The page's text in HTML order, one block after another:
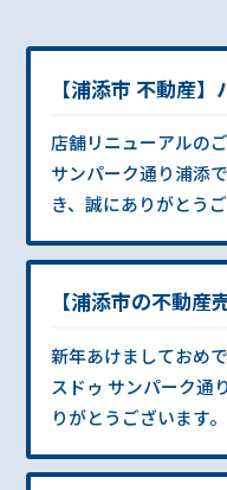
【浦添市 不動産
中！
店舗リニューアルのご挨拶 こんにちは！
サンパーク通り浦添
き、誠にありがとうございます。
ンパーク通り浦添は
感謝の気持ちを込め
不動産相談が増えています 浦添市を中心
の「購入」「売却」
中で、よりご来店し
目指して今回のリニ
浦添市で不動産を探
【浦添市の不動
新年あけましておめ
スドゥ サンパーク通
りがとうございます。 旧年中は、浦添市・那覇市を中
など、多くのお客様